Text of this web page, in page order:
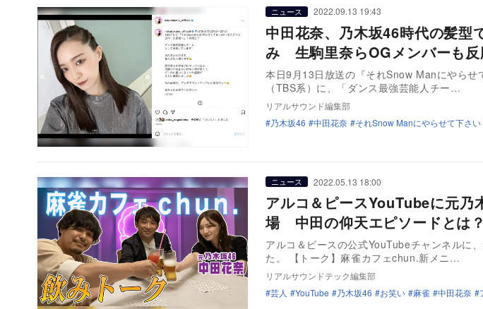
ニュース 2022.09.13 19:43
中田花奈、乃木坂46時代の髪型
み 生駒里奈らOGメンバーも
本日9月13日放送の『それSnow Manにやらせ
（TBS系）に、「ダンス最強芸能人チー…
リアルサウンド編集部
乃木坂46
中田花奈 それSnow Manにやらせて下さい
ニュース 2022.05.13 18:00
アルコ＆ピースYouTubeに元乃
場 中田の仰天エピソードとは？
アルコ＆ピースの公式YouTubeチャンネルに
た。 【トーク】麻雀カフェchun.新メニ…
リアルサウンドテック編集部
芸人
YouTube 乃木坂46 お笑い 麻雀 中田花奈